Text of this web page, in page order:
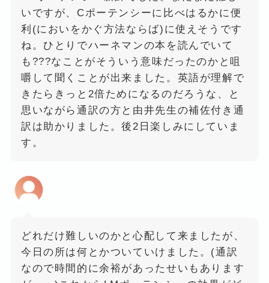
いですが、Cポーテンシーに比べはるかに便
利(においをかぐ方法ならば)に使えそうです
ね。ひとりでハーネマンの本を読んでいて
も???なことがそういう意味だったのかと咀
嚼して聞くことが出来ました。英語が理解で
きたらきっと2倍ためになるのだろうな、と
思いながら通訳の方と由井先生の補佐付き通
訳は助かりました。後2日楽しみにしていま
す。
どれだけ難しいのかと心配して来ましたが、
今日の所は何とかついていけました。(通訳
なので時間的に余裕があったせいもあります